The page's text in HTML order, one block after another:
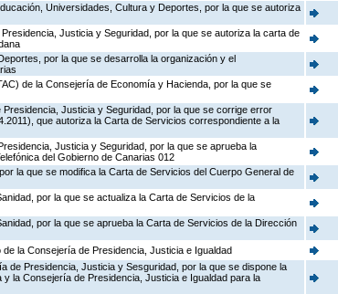
Universidades, Cultura y Deportes, por la que se autoriza
Justicia y Seguridad, por la que se autoriza la carta de
por la que se desarrolla la organización y el
de la Consejería de Economía y Hacienda, por la que se
Justicia y Seguridad, por la que se corrige error
que autoriza la Carta de Servicios correspondiente a la
Justicia y Seguridad, por la que se aprueba la
del Gobierno de Canarias 012
la que se modifica la Carta de Servicios del Cuerpo General de
por la que se actualiza la Carta de Servicios de la
por la que se aprueba la Carta de Servicios de la Dirección
la Consejería de Presidencia, Justicia e Igualdad
de Presidencia, Justicia y Sesguridad, por la que se dispone la
la Consejería de Presidencia, Justicia e Igualdad para la